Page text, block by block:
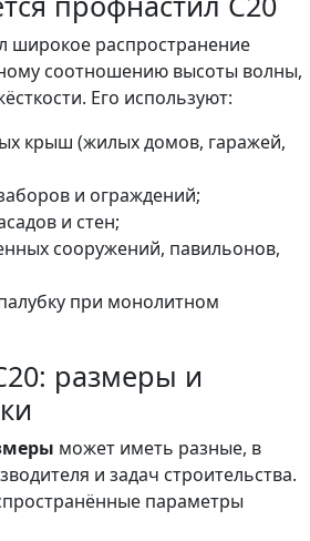
широкое распространение
соотношению высоты волны,
Его используют:
крыш (жилых домов, гаражей,
и ограждений;
и стен;
сооружений, павильонов,
при монолитном
размеры и
может иметь разные, в
и задач строительства.
параметры